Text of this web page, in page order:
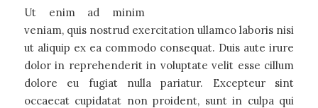
Ut enim ad minim
veniam, quis nostrud exercitation ullamco laboris nisi
ut aliquip ex ea commodo consequat. Duis aute irure
dolor in reprehenderit in voluptate velit esse cillum
dolore eu fugiat nulla pariatur. Excepteur sint
occaecat cupidatat non proident, sunt in culpa qui